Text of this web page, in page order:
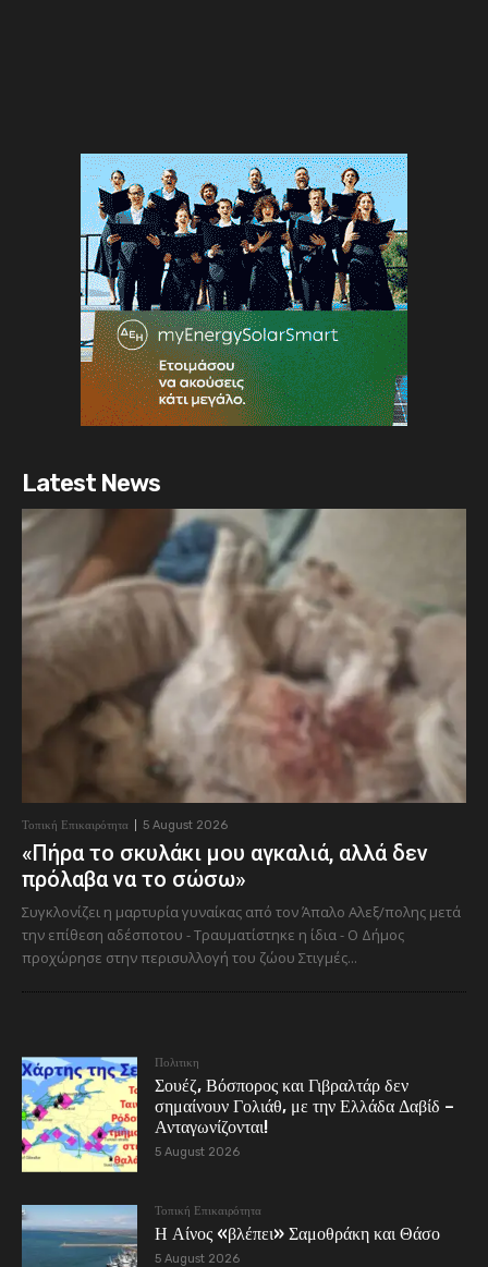
Latest News
Τοπική Επικαιρότητα 5 August 2026
«Πήρα το σκυλάκι μου αγκαλιά, αλλά δεν
πρόλαβα να το σώσω»
Συγκλονίζει η μαρτυρία γυναίκας από τον Άπαλο Αλεξ/πολης μετά
την επίθεση αδέσποτου - Τραυματίστηκε η ίδια - Ο Δήμος
προχώρησε στην περισυλλογή του ζώου Στιγμές...
Πολιτικη
Σουέζ, Βόσπορος και Γιβραλτάρ δεν
σημαίνουν Γολιάθ, με την Ελλάδα Δαβίδ –
Ανταγωνίζονται!
5 August 2026
Τοπική Επικαιρότητα
Η Αίνος «βλέπει» Σαμοθράκη και Θάσο
5 August 2026